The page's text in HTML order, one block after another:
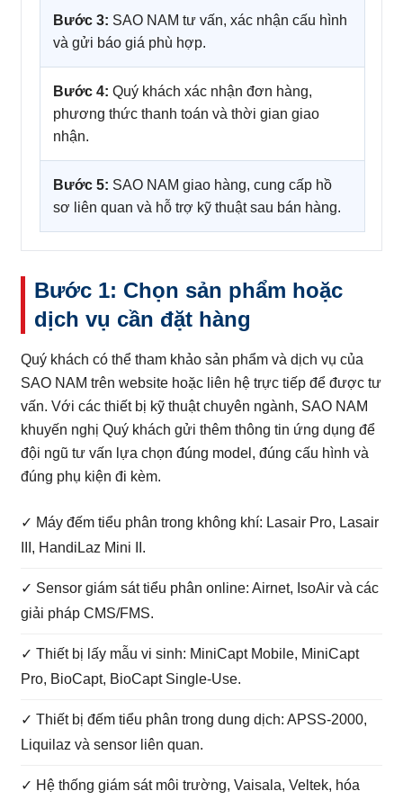
Bước 3: SAO NAM tư vấn, xác nhận cấu hình
và gửi báo giá phù hợp.
Bước 4: Quý khách xác nhận đơn hàng,
phương thức thanh toán và thời gian giao
nhận.
Bước 5: SAO NAM giao hàng, cung cấp hồ
sơ liên quan và hỗ trợ kỹ thuật sau bán hàng.
Bước 1: Chọn sản phẩm hoặc
dịch vụ cần đặt hàng
Quý khách có thể tham khảo sản phẩm và dịch vụ của
SAO NAM trên website hoặc liên hệ trực tiếp để được tư
vấn. Với các thiết bị kỹ thuật chuyên ngành, SAO NAM
khuyến nghị Quý khách gửi thêm thông tin ứng dụng để
đội ngũ tư vấn lựa chọn đúng model, đúng cấu hình và
đúng phụ kiện đi kèm.
✓ Máy đếm tiểu phân trong không khí: Lasair Pro, Lasair
III, HandiLaz Mini II.
✓ Sensor giám sát tiểu phân online: Airnet, IsoAir và các
giải pháp CMS/FMS.
✓ Thiết bị lấy mẫu vi sinh: MiniCapt Mobile, MiniCapt
Pro, BioCapt, BioCapt Single-Use.
✓ Thiết bị đếm tiểu phân trong dung dịch: APSS-2000,
Liquilaz và sensor liên quan.
✓ Hệ thống giám sát môi trường, Vaisala, Veltek, hóa